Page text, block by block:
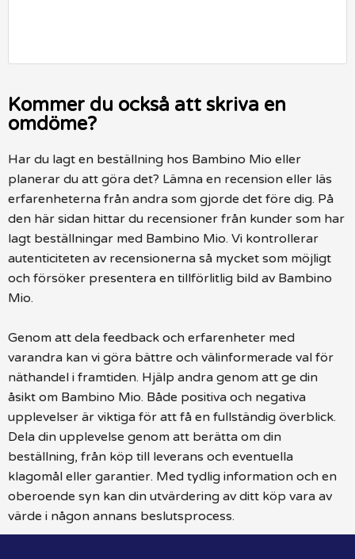
Kommer du också att skriva en
omdöme?
Har du lagt en beställning hos Bambino Mio eller
planerar du att göra det? Lämna en recension eller läs
erfarenheterna från andra som gjorde det före dig. På
den här sidan hittar du recensioner från kunder som har
lagt beställningar med Bambino Mio. Vi kontrollerar
autenticiteten av recensionerna så mycket som möjligt
och försöker presentera en tillförlitlig bild av Bambino
Mio.
Genom att dela feedback och erfarenheter med
varandra kan vi göra bättre och välinformerade val för
näthandel i framtiden. Hjälp andra genom att ge din
åsikt om Bambino Mio. Både positiva och negativa
upplevelser är viktiga för att få en fullständig överblick.
Dela din upplevelse genom att berätta om din
beställning, från köp till leverans och eventuella
klagomål eller garantier. Med tydlig information och en
oberoende syn kan din utvärdering av ditt köp vara av
värde i någon annans beslutsprocess.